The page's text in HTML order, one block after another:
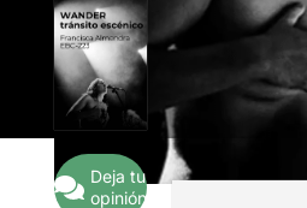
Deja tu
opinión